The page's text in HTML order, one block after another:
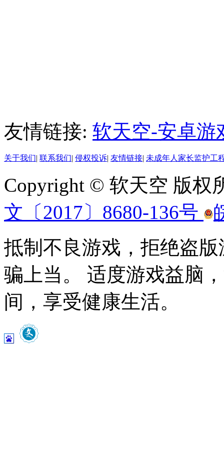
友情链接: 软天空-安卓游
关于我们| 联系我们| 侵权投诉| 友情链接| 未成年人家长监护工
Copyright © 软天空 版权
文〔2017〕8680-136号
抵制不良游戏，拒绝盗
骗上当。 适度游戏益脑
间，享受健康生活。